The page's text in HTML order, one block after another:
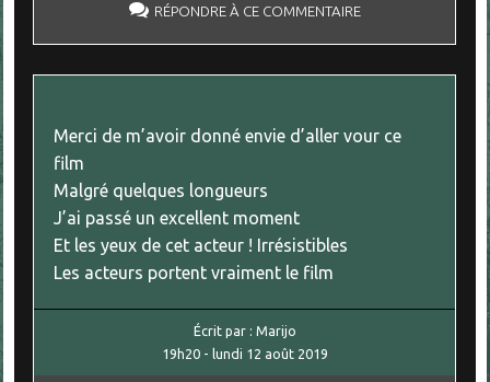
RÉPONDRE À CE COMMENTAIRE
Merci de m’avoir donné envie d’aller vour ce
film
Malgré quelques longueurs
J’ai passé un excellent moment
Et les yeux de cet acteur ! Irrésistibles
Les acteurs portent vraiment le film
Écrit par : Marijo
19h20- lundi 12 août 2019